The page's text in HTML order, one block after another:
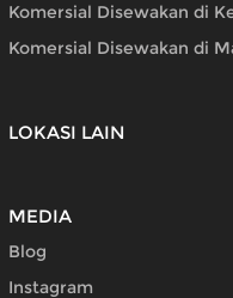
Komersial Disewakan di
Komersial Disewakan di
LOKASI LAIN
MEDIA
Blog
Instagram